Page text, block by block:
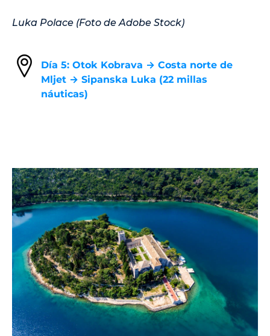
Luka Polace (Foto de Adobe Stock)
Día 5: Otok Kobrava → Costa norte de
Mljet → Sipanska Luka (22 millas
náuticas)